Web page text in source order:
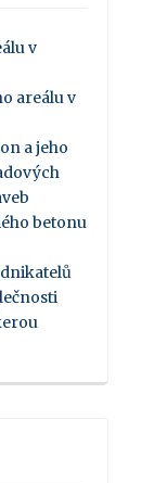
v
areálu v
a jeho
betonu